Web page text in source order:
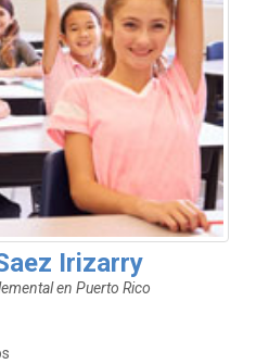
Irizarry
en Puerto Rico